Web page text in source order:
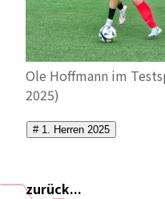
Ole Hoffmann im
2025)
# 1. Herren 2025
zurück...